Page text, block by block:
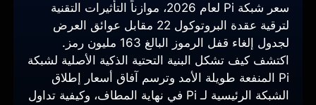
سعر شبكة Pi لعام 2026، موازناً التأثيرات التقنية
لترقية عقدة البروتوكول 22 مقابل عوائق العرض
لجدول إلغاء قفل الرموز البالغ 163 مليون رمز.
اكتشف كيف تشكل البنية التحتية الذكية الأصلية لشبكة
Pi المنفعة طويلة الأمد وترسم آفاق أسعار إطلاق
الشبكة الرئيسية لـ Pi في نهاية المطاف، وكيفية تداول